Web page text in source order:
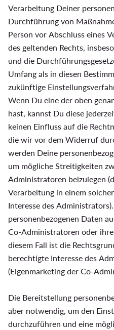
Verarbeitung Deiner
Durchführung von
Person vor Abschluss eines
des geltenden Rechts,
und die
Umfang als in diesen
zukünftige
Wenn Du eine der oben
hast, kannst Du diese
keinen Einfluss auf die
die wir vor dem Widerruf
werden Deine
um mögliche Streitigkeiten
Administratoren beizulegen
Verarbeitung in einem
Interesse des
personenbezogenen Daten
Co-Administratoren oder
diesem Fall ist die
berechtigte Interesse des
(Eigenmarketing der Co-
Die Bereitstellung
aber notwendig, um den
durchzuführen und eine